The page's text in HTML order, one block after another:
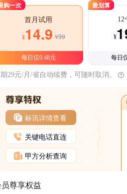
购一次
首月试用
¥14.9 ¥39
每日仅0.48元
最划算
12
¥
每日
29元/月/省自动续费，可随时取消。
标讯详情查看
关键电话直连
甲方分析查询
尊享权益